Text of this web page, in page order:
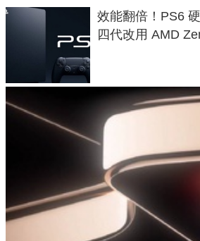
效能翻倍！PS6
四代改用 AMD